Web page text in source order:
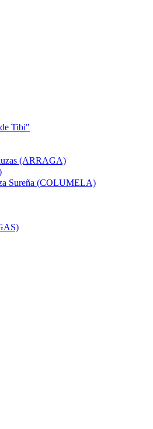
Tibi"
(ARRAGA)
Sureña (COLUMELA)